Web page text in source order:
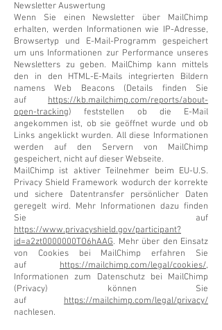
Newsletter Auswertung
Wenn Sie einen Newsletter über MailChimp
erhalten, werden Informationen wie IP-Adresse,
Browsertyp und E-Mail-Programm gespeichert
um uns Informationen zur Performance unseres
Newsletters zu geben. MailChimp kann mittels
den in den HTML-E-Mails integrierten Bildern
namens Web Beacons (Details finden Sie
auf https://kb.mailchimp.com/reports/about-
open-tracking) feststellen ob die E-Mail
angekommen ist, ob sie geöffnet wurde und ob
Links angeklickt wurden. All diese Informationen
werden auf den Servern von MailChimp
gespeichert, nicht auf dieser Webseite.
MailChimp ist aktiver Teilnehmer beim EU-U.S.
Privacy Shield Framework wodurch der korrekte
und sichere Datentransfer persönlicher Daten
geregelt wird. Mehr Informationen dazu finden
Sie auf
https://www.privacyshield.gov/participant?
id=a2zt0000000TO6hAAG. Mehr über den Einsatz
von Cookies bei MailChimp erfahren Sie
auf https://mailchimp.com/legal/cookies/,
Informationen zum Datenschutz bei MailChimp
(Privacy) können Sie
auf https://mailchimp.com/legal/privacy/
nachlesen.